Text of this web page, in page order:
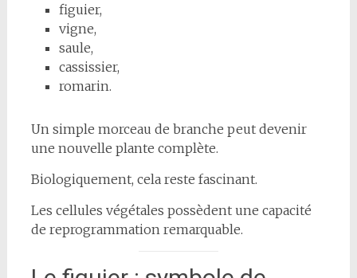
figuier,
vigne,
saule,
cassissier,
romarin.
Un simple morceau de branche peut devenir
une nouvelle plante complète.
Biologiquement, cela reste fascinant.
Les cellules végétales possèdent une capacité
de reprogrammation remarquable.